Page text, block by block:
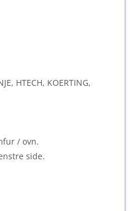
HTECH, KOERTING,
/ ovn.
side.